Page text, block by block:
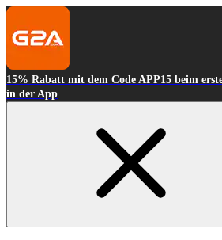
15% Rabatt mit dem Code APP15 beim
in der App